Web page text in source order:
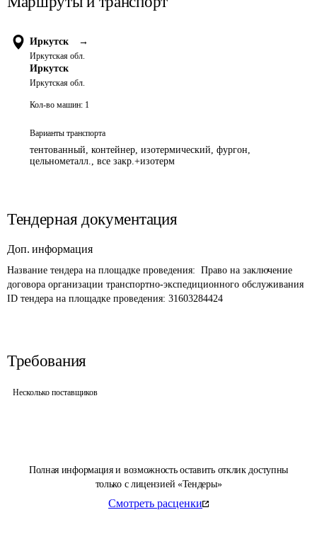
Полная информация и возможность оставить отклик доступны
только с лицензией «Тендеры»
Смотреть расценки
Иркутск →
Иркутская обл.
Иркутск
Иркутская обл.
Кол-во машин: 1
Варианты транспорта
тентованный, контейнер, изотермический, фургон,
цельнометалл., все закр.+изотерм
Тендерная документация
Доп. информация
Название тендера на площадке проведения: Право на заключение
договора организации транспортно-экспедиционного обслуживания
ID тендера на площадке проведения: 31603284424
Требования
Несколько поставщиков